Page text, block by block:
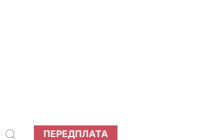
ПЕРЕДПЛАТА